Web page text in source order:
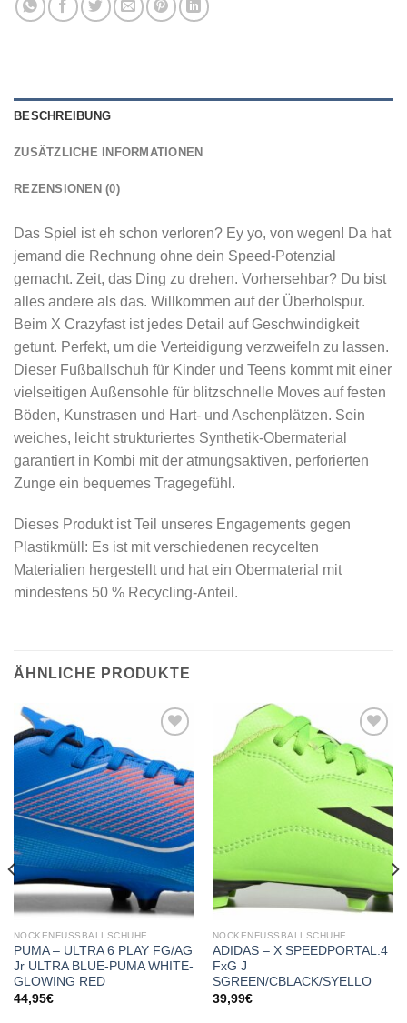
BESCHREIBUNG
ZUSÄTZLICHE INFORMATIONEN
REZENSIONEN (0)
Das Spiel ist eh schon verloren? Ey yo, von wegen! Da hat
jemand die Rechnung ohne dein Speed-Potenzial
gemacht. Zeit, das Ding zu drehen. Vorhersehbar? Du bist
alles andere als das. Willkommen auf der Überholspur.
Beim X Crazyfast ist jedes Detail auf Geschwindigkeit
getunt. Perfekt, um die Verteidigung verzweifeln zu lassen.
Dieser Fußballschuh für Kinder und Teens kommt mit einer
vielseitigen Außensohle für blitzschnelle Moves auf festen
Böden, Kunstrasen und Hart- und Aschenplätzen. Sein
weiches, leicht strukturiertes Synthetik-Obermaterial
garantiert in Kombi mit der atmungsaktiven, perforierten
Zunge ein bequemes Tragegefühl.
Dieses Produkt ist Teil unseres Engagements gegen
Plastikmüll: Es ist mit verschiedenen recycelten
Materialien hergestellt und hat ein Obermaterial mit
mindestens 50 % Recycling-Anteil.
ÄHNLICHE PRODUKTE
wishlist
NOCKENFUSSBALLSCHUHE
PUMA – ULTRA 6 PLAY FG/AG
Jr ULTRA BLUE-PUMA WHITE-
GLOWING RED
44,95€
Add to
wishlist
NOCKENFUSSBALLSCHUHE
ADIDAS – X SPEEDPORTAL.4
FxG J
SGREEN/CBLACK/SYELLO
39,99€